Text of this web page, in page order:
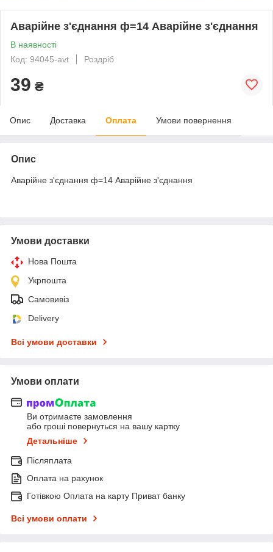
Аварійне з'єднання ф=14 Аварійне з'єднання
В наявності
Код: 94045-avt
Роздріб
39 ₴
Опис Доставка Оплата Умови повернення
Опис
Аварійне з'єднання ф=14 Аварійне з'єднання
Умови доставки
Нова Пошта
Укрпошта
Самовивіз
Delivery
Всі умови доставки
Умови оплати
Ви отримаєте замовлення
або гроші повернуться на вашу картку
Детальніше
Післяплата
Оплата на рахунок
Готівкою Оплата на карту Приват банку
Всі умови оплати